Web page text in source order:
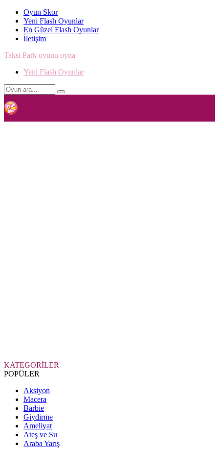
Oyun Skor
Yeni Flash Oyunlar
En Güzel Flash Oyunlar
İletişim
Taksi Park oyunu oyna
Yeni Flash Oyunlar
KATEGORİLER
POPÜLER
Aksiyon
Macera
Barbie
Giydirme
Ameliyat
Ateş ve Su
Araba Yarış